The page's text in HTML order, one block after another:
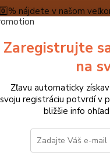
nájdete v našom
máme teraz
A PLATBA
MONTESSORI POMÔCKY
Zaregistrujte
na
Zľavu automaticky
svoju registráciu potvrdí v
bližšie info